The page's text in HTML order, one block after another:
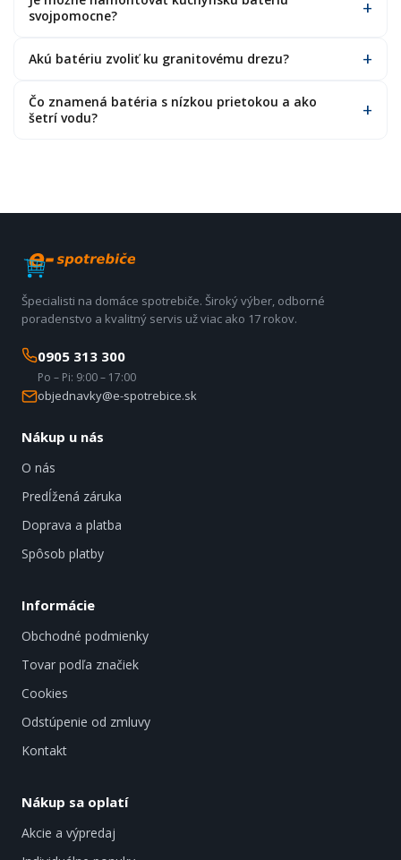
svojpomocne?
Akú batériu zvoliť ku granitovému drezu?
Čo znamená batéria s nízkou prietokou a ako
šetrí vodu?
Špecialisti na domáce spotrebiče. Široký výber, odborné
poradenstvo a kvalitný servis už viac ako 17 rokov.
0905 313 300
Po – Pi: 9:00 – 17:00
objednavky@e-spotrebice.sk
Nákup u nás
O nás
Predĺžená záruka
Doprava a platba
Spôsob platby
Informácie
Obchodné podmienky
Tovar podľa značiek
Cookies
Odstúpenie od zmluvy
Kontakt
Nákup sa oplatí
Akcie a výpredaj